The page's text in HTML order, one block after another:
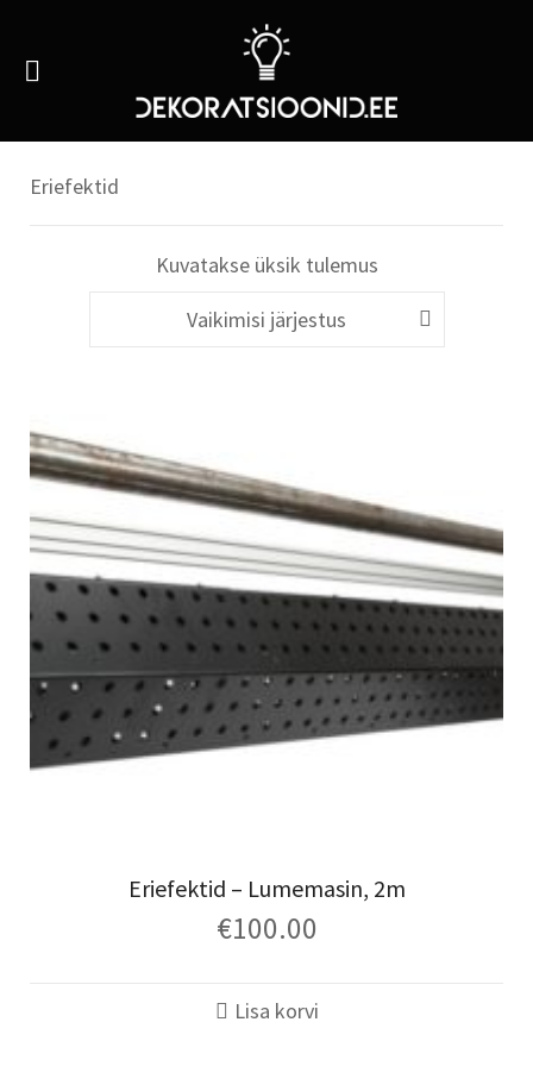
Eriefektid
Kuvatakse üksik tulemus
Vaikimisi järjestus
Eriefektid – Lumemasin, 2m
€100.00
Lisa korvi